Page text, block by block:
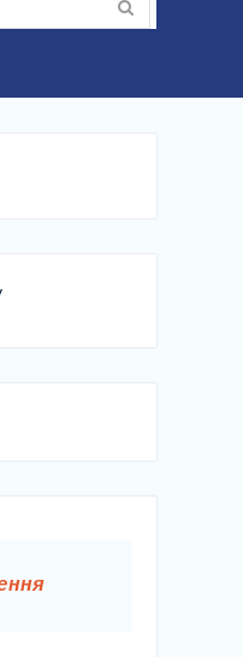
@lyceum1man?_t=8YJMx0RJgIf&_r=1